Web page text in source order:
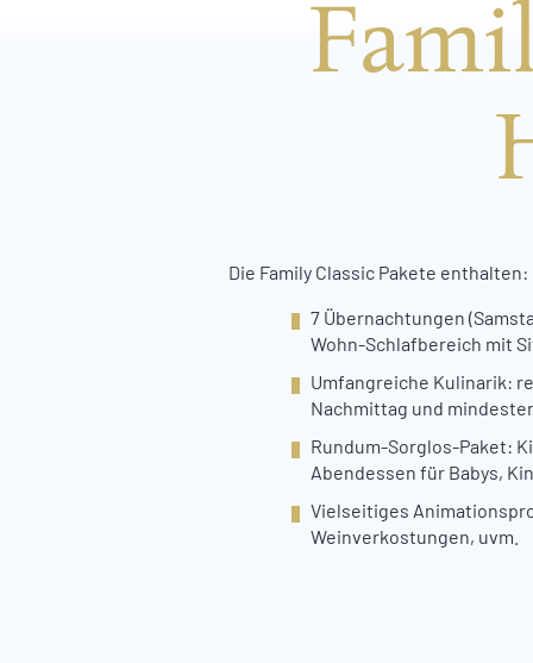
Die Family Classic Pakete enthalten:
7 Übernachtungen
Wohn-Schlafbereich mit
Umfangreiche Kulinarik:
Nachmittag und
Rundum-Sorglos-Paket:
Abendessen für Babys,
Vielseitiges
Weinverkostungen, uvm.